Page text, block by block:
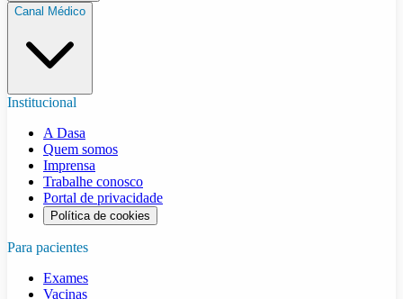
Canal Médico
Institucional
A Dasa
Quem somos
Imprensa
Trabalhe conosco
Portal de privacidade
Política de cookies
Para pacientes
Exames
Vacinas